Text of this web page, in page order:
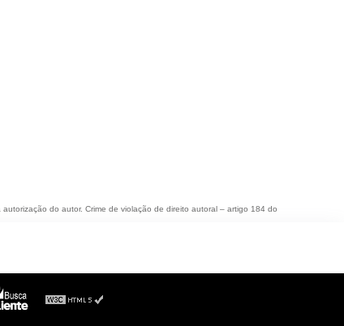
do autor. Crime de violação de direito autoral – artigo 184 do